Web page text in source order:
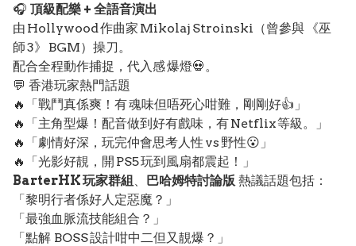
🎧 頂級配樂 + 全語音演出
由 Hollywood 作曲家 Mikolaj Stroinski（曾參與 《巫
師 3》 BGM）操刀。
配合全程動作捕捉，代入感 爆燈💀。
💬 香港玩家熱門話題
🔥「戰鬥真係爽！有 魂味但唔死心咁難，剛剛好👍」
🔥「主角型爆！配音做到好有戲味，有 Netflix 等級。」
🔥「劇情好深，玩完仲會思考人性 vs 野性😮」
🔥「光影好靚，開 PS5 玩到風扇都震起！」
BarterHK 玩家群組
巴哈姆特討論版 熱議話題包括：
「黎明行者係好人定惡魔？」
「最強血脈流技能組合？」
「點解 BOSS 設計咁中二但又靚爆？」